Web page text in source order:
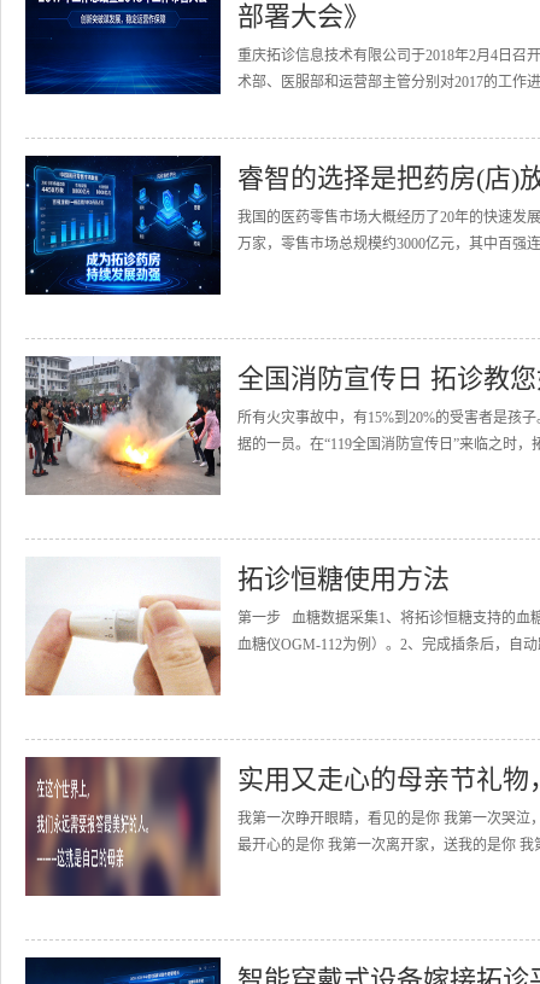
部署大会》
重庆拓诊信息技术有限公司于2018年2月4日召
术部、医服部和运营部主管分别对2017的工作
睿智的选择是把药房(店)
我国的医药零售市场大概经历了20年的快速发
万家，零售市场总规模约3000亿元，其中百强
全国消防宣传日 拓诊教
所有火灾事故中，有15%到20%的受害者是孩
据的一员。在“119全国消防宣传日”来临之时
拓诊恒糖使用方法
第一步 血糖数据采集1、将拓诊恒糖支持的血
血糖仪OGM-112为例）。2、完成插条后，自
实用又走心的母亲节礼
我第一次睁开眼睛，看见的是你 我第一次哭泣
最开心的是你 我第一次离开家，送我的是你